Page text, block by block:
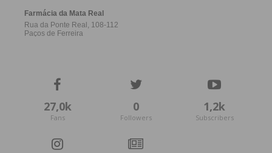
27,0k
Fans
0
Followers
1,2k
Subscribers